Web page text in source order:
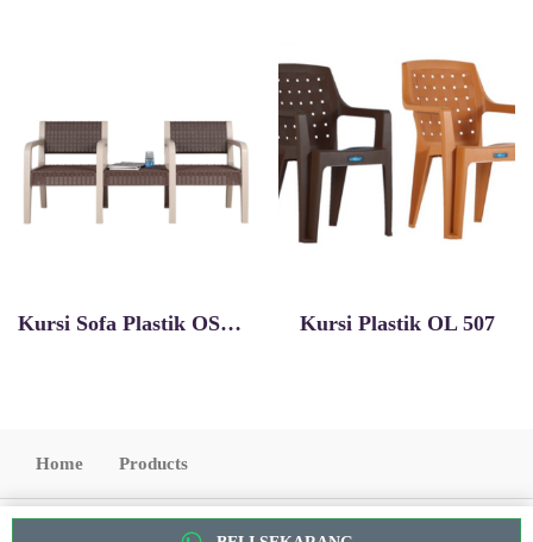
Kursi Sofa Plastik OSC-R (T) 2 Seater Kursi Plastik OL 507
Home Products